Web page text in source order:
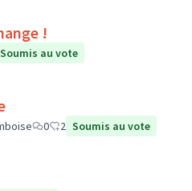
!
Soumis au vote
0 2 Soumis au vote